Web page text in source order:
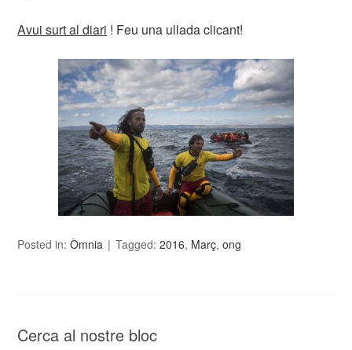
Avui surt al diari ! Feu una ullada clicant!
Posted in:Òmnia Tagged:2016, Març,ong
Cerca al nostre bloc